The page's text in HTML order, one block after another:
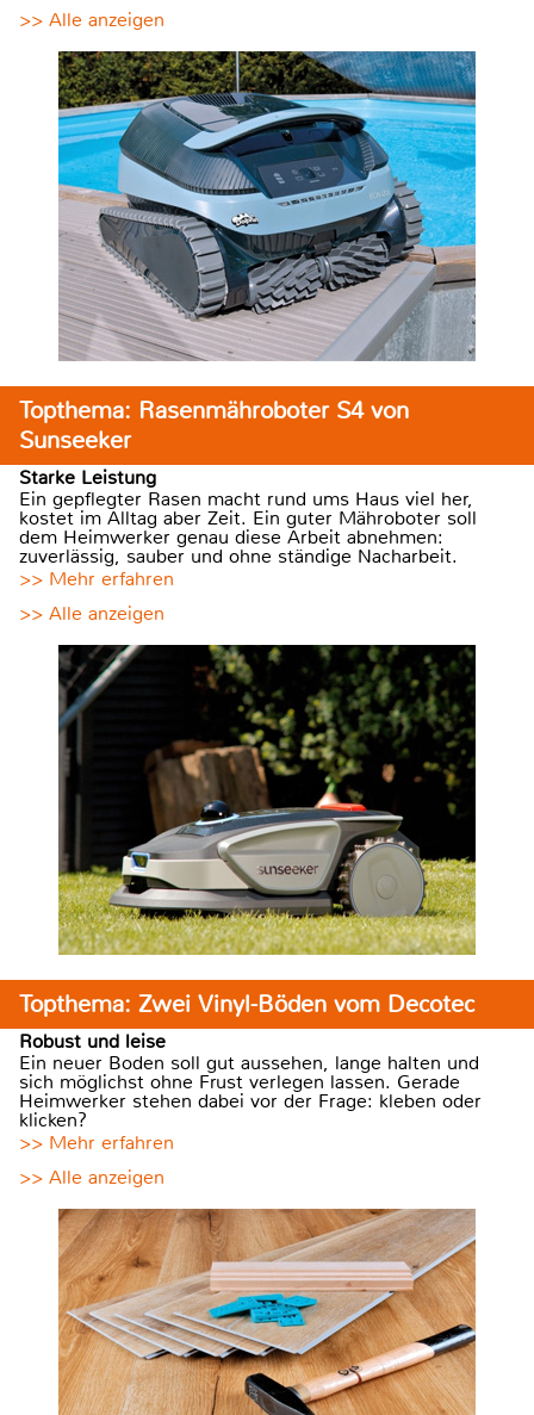
>> Alle anzeigen
Topthema: Rasenmähroboter S4 von
Sunseeker
Starke Leistung
Ein gepflegter Rasen macht rund ums Haus viel her,
kostet im Alltag aber Zeit. Ein guter Mähroboter soll
dem Heimwerker genau diese Arbeit abnehmen:
zuverlässig, sauber und ohne ständige Nacharbeit.
>> Mehr erfahren
>> Alle anzeigen
Topthema: Zwei Vinyl-Böden vom Decotec
Robust und leise
Ein neuer Boden soll gut aussehen, lange halten und
sich möglichst ohne Frust verlegen lassen. Gerade
Heimwerker stehen dabei vor der Frage: kleben oder
klicken?
>> Mehr erfahren
>> Alle anzeigen